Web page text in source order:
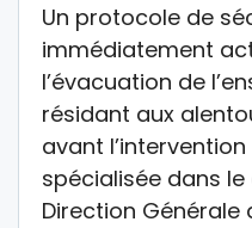
Un protocole de
immédiatement
l’évacuation de
résidant aux
avant l’intervention
spécialisée dans
Direction Générale